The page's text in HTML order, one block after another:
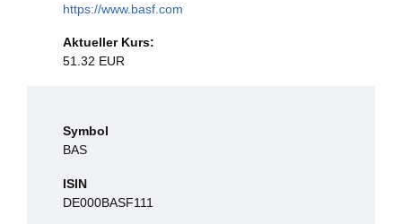
https://www.basf.com
Aktueller Kurs:
51.32 EUR
Symbol
BAS
ISIN
DE000BASF111